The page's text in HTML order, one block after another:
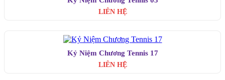
LIÊN HỆ
Kỷ Niệm Chương Tennis 17
LIÊN HỆ